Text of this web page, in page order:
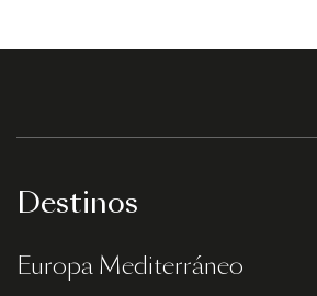
Destinos
Europa Mediterráneo